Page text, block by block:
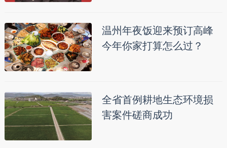
温州年夜饭迎来预订高峰
今年你家打算怎么过？
全省首例耕地生态环境损
害案件磋商成功